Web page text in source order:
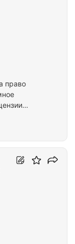
право